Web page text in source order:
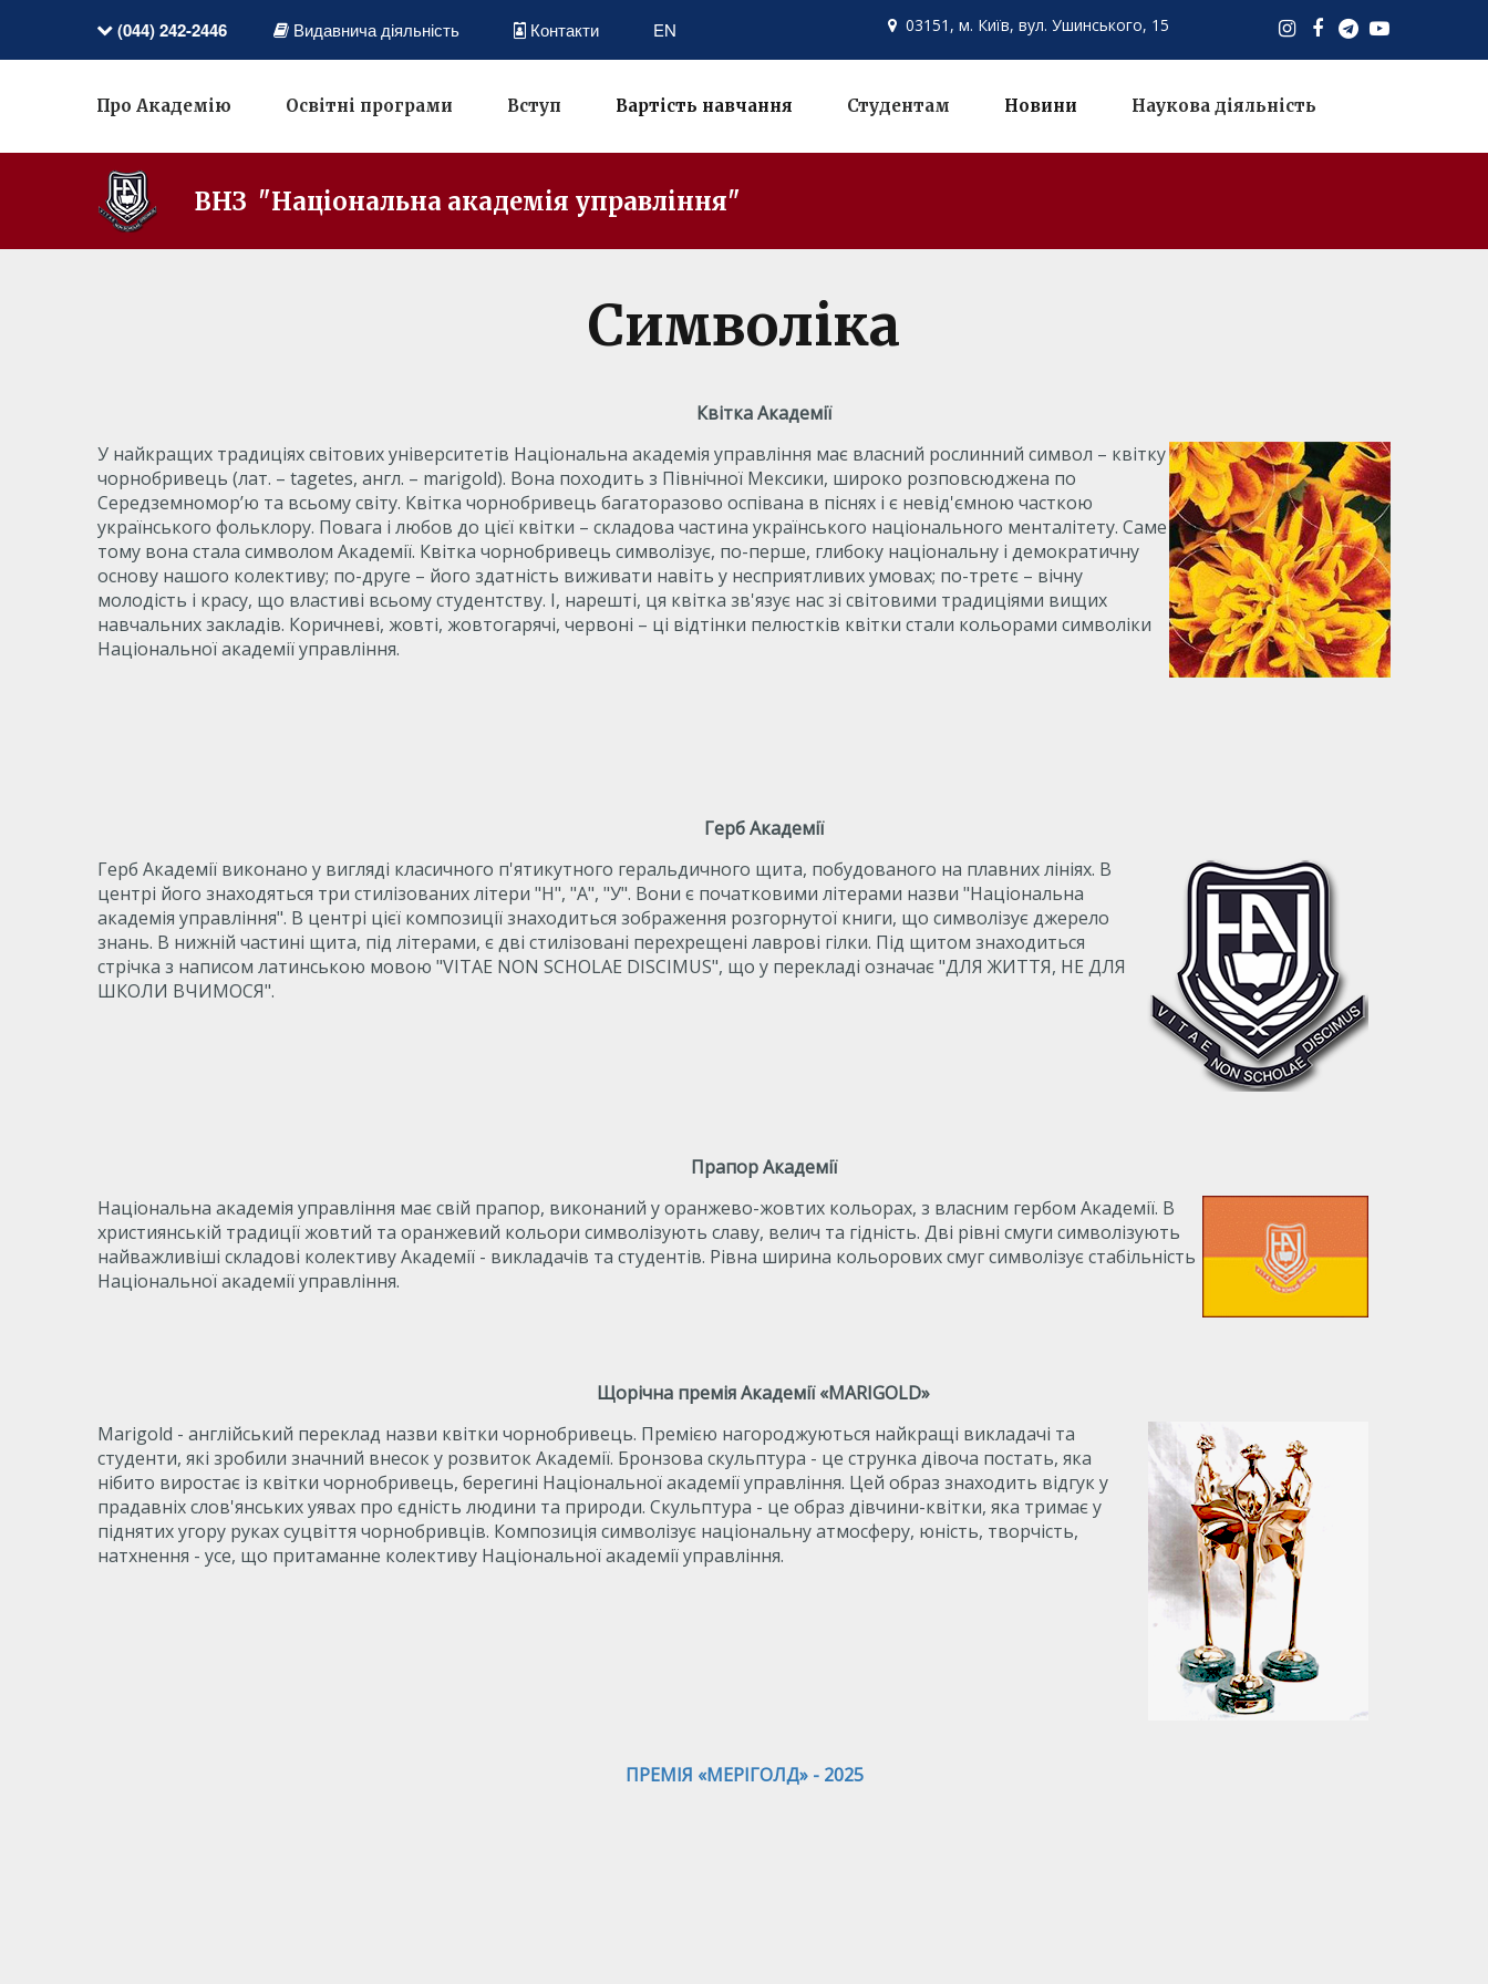
(044) 242-2446 Видавнича діяльність Контакти EN  03151, м. Київ, вул. Ушинського, 15
Про Академію Освітні програми Вступ Вартість навчання Студентам Новини Наукова діяльність
ВНЗ "Національна академія управління"
Символіка
Квітка Академії
У найкращих традиціях світових університетів Національна академія управління має власний рослинний символ – квітку
чорнобривець (лат. – tagetes, англ. – marigold). Вона походить з Північної Мексики, широко розповсюджена по
Середземномор’ю та всьому світу. Квітка чорнобривець багаторазово оспівана в піснях і є невід'ємною часткою
українського фольклору. Повага і любов до цієї квітки – складова частина українського національного менталітету. Саме
тому вона стала символом Академії. Квітка чорнобривець символізує, по-перше, глибоку національну і демократичну
основу нашого колективу; по-друге – його здатність виживати навіть у несприятливих умовах; по-третє – вічну
молодість і красу, що властиві всьому студентству. І, нарешті, ця квітка зв'язує нас зі світовими традиціями вищих
навчальних закладів. Коричневі, жовті, жовтогарячі, червоні – ці відтінки пелюстків квітки стали кольорами символіки
Національної академії управління.
Герб Академії
Герб Академії виконано у вигляді класичного п'ятикутного геральдичного щита, побудованого на плавних лініях. В
центрі його знаходяться три стилізованих літери "Н", "А", "У". Вони є початковими літерами назви "Національна
академія управління". В центрі цієї композиції знаходиться зображення розгорнутої книги, що символізує джерело
знань. В нижній частині щита, під літерами, є дві стилізовані перехрещені лаврові гілки. Під щитом знаходиться
стрічка з написом латинською мовою "VITAE NON SCHOLAE DISCIMUS", що у перекладі означає "ДЛЯ ЖИТТЯ, НЕ ДЛЯ
ШКОЛИ ВЧИМОСЯ".
Прапор Академії
Національна академія управління має свій прапор, виконаний у оранжево-жовтих кольорах, з власним гербом Академії. В
християнській традиції жовтий та оранжевий кольори символізують славу, велич та гідність. Дві рівні смуги символізують
найважливіші складові колективу Академії - викладачів та студентів. Рівна ширина кольорових смуг символізує стабільність
Національної академії управління.
Щорічна премія Академії «MARIGOLD»
Marigold - англійський переклад назви квітки чорнобривець. Премією нагороджуються найкращі викладачі та
студенти, які зробили значний внесок у розвиток Академії. Бронзова скульптура - це струнка дівоча постать, яка
нібито виростає із квітки чорнобривець, берегині Національної академії управління. Цей образ знаходить відгук у
прадавніх слов'янських уявах про єдність людини та природи. Скульптура - це образ дівчини-квітки, яка тримає у
піднятих угору руках суцвіття чорнобривців. Композиція символізує національну атмосферу, юність, творчість,
натхнення - усе, що притаманне колективу Національної академії управління.
ПРЕМІЯ «МЕРІГОЛД» - 2025